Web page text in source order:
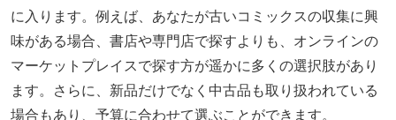
に入ります。例えば、あなたが古いコミックスの収集に興
味がある場合、書店や専門店で探すよりも、オンラインの
マーケットプレイスで探す方が遥かに多くの選択肢があり
ます。さらに、新品だけでなく中古品も取り扱われている
場合もあり、予算に合わせて選ぶことができます。